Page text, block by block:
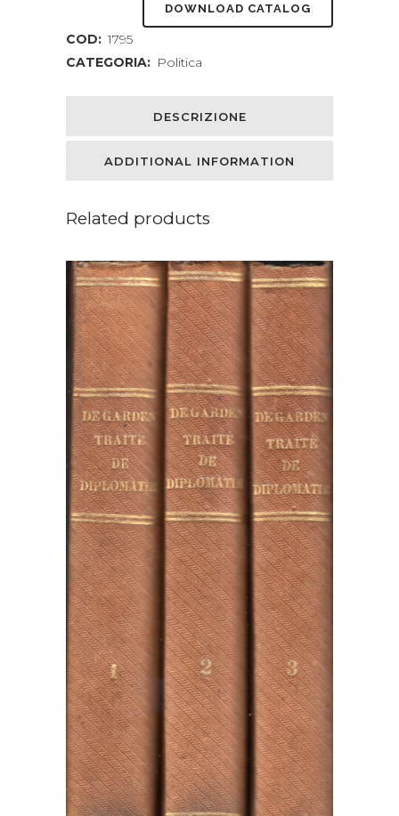
degli
DOWNLOAD CATALOG
COD: 1795
CATEGORIA: Politica
DESCRIZIONE
ADDITIONAL INFORMATION
Related products